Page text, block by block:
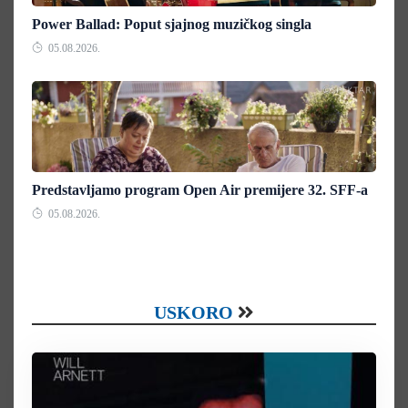
Power Ballad: Poput sjajnog muzičkog singla
05.08.2026.
Predstavljamo program Open Air premijere 32. SFF-a
05.08.2026.
USKORO